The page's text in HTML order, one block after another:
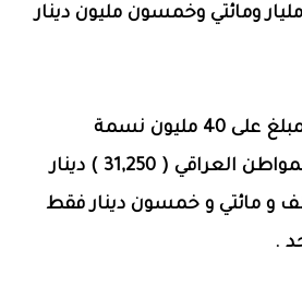
ومائتي وخمسون مليون دينار
مليون نسمة
( 31,250 ) دينار
و مائتي و خمسون دينار فقط
.